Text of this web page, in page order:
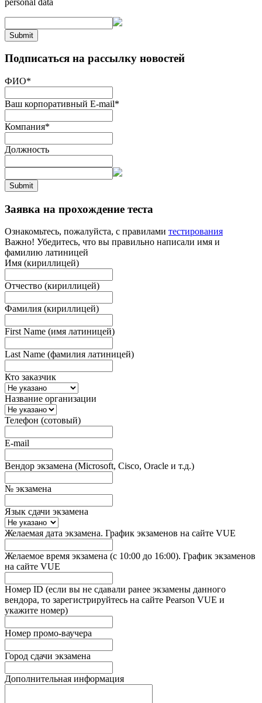
Submit
Подписаться на рассылку новостей
ФИО*
Ваш корпоративный E-mail*
Компания*
Должность
Submit
Заявка на прохождение теста
Ознакомьтесь, пожалуйста, с правилами тестирования
Важно! Убедитесь, что вы правильно написали имя и
фамилию латиницей
Имя (кириллицей)
Отчество (кириллицей)
Фамилия (кириллицей)
First Name (имя латиницей)
Last Name (фамилия латиницей)
Кто заказчик
Название организации
Телефон (сотовый)
E-mail
Вендор экзамена (Microsoft, Cisco, Oracle и т.д.)
№ экзамена
Язык сдачи экзамена
Желаемая дата экзамена. График экзаменов на сайте VUE
Желаемое время экзамена (с 10:00 до 16:00). График экзаменов
на сайте VUE
Номер ID (если вы не сдавали ранее экзамены данного
вендора, то зарегистрируйтесь на сайте Pearson VUE и
укажите номер)
Номер промо-ваучера
Город сдачи экзамена
Дополнительная информация